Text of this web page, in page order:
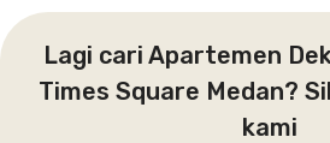
Lagi cari Apartemen
Times Square Medan?
kami